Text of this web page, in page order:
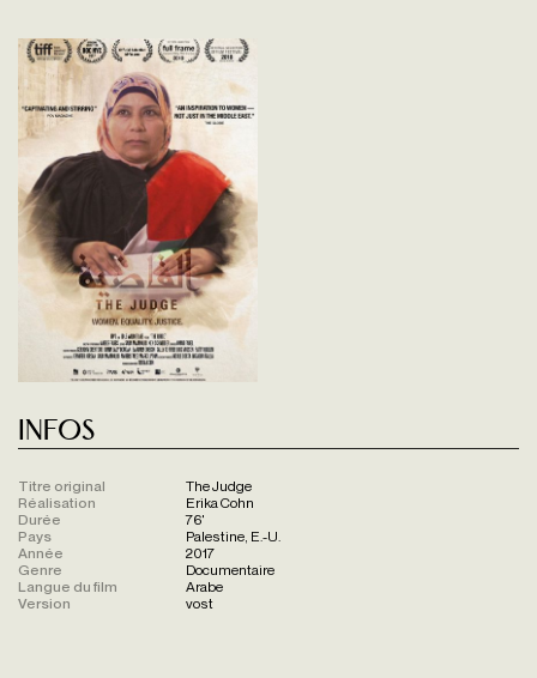
Infos
Titre original
The Judge
Réalisation
Erika Cohn
Durée
76'
Pays
Palestine, E.-U.
Année
2017
Genre
Documentaire
Langue du film
Arabe
Version
vost